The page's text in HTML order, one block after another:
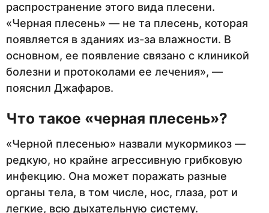
распространение этого вида плесени.
«Черная плесень» — не та плесень, которая
появляется в зданиях из-за влажности. В
основном, ее появление связано с клиникой
болезни и протоколами ее лечения», —
пояснил Джафаров.
Что такое «черная плесень»?
«Черной плесенью» назвали мукормикоз —
редкую, но крайне агрессивную грибковую
инфекцию. Она может поражать разные
органы тела, в том числе, нос, глаза, рот и
легкие, всю дыхательную систему.